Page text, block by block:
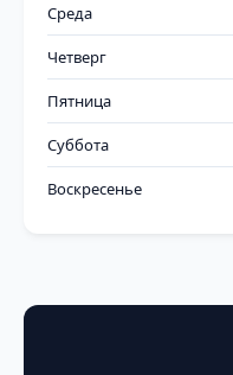
Среда
Четверг
Пятница
Суббота
Воскресенье